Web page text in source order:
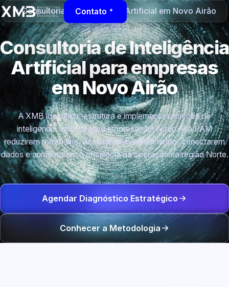
Contato
Consultoria de Inteligência Artificial em Novo Airão
Consultoria de Inteligência
Artificial para empresas
em Novo Airão
A XMB identifica, estrutura e implementa soluções de
inteligência artificial para empresas de Novo Airão/AM
reduzirem retrabalho, acelerarem o atendimento, conectarem
dados e aumentarem a eficiência da operação na região Norte.
Agendar Diagnóstico Estratégico
Conhecer a Metodologia